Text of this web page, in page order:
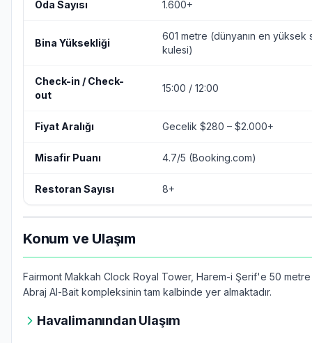
Oda Sayısı 1.600+
Bina Yüksekliği
601 metre (dünyanın en yüksek
kulesi)
Check-in / Check-
out
15:00 / 12:00
Fiyat Aralığı Gecelik $280 – $2.000+
Misafir Puanı 4.7/5 (Booking.com)
Restoran Sayısı 8+
Konum ve Ulaşım
Fairmont Makkah Clock Royal Tower, Harem-i Şerif'e 50
Abraj Al-Bait kompleksinin tam kalbinde yer almaktadır.
Havalimanından Ulaşım